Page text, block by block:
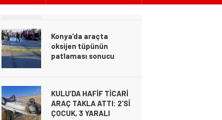
EURO
55,1921
6.659,09
oksijen tüpünün
patlaması sonucu
hayatını kaybeden biri
kimlikleri belli oldu!
Gündem
26 Şubat 2025 19:04
KULU’DA HAFİF TİCARİ
ARAÇ TAKLA ATTI: 2’Sİ
ÇOCUK, 3 YARALI